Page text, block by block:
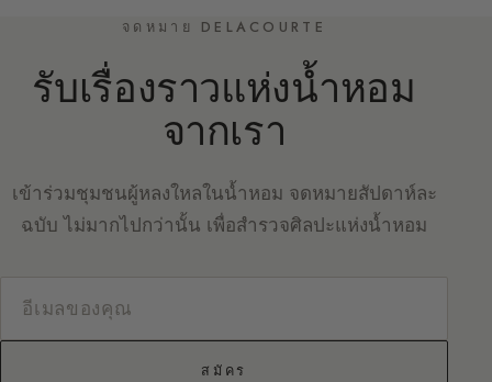
จดหมาย DELACOURTE
รับเรื่องราวแห่งน้ำหอม
จากเรา
เข้าร่วมชุมชนผู้หลงใหลในน้ำหอม จดหมายสัปดาห์ละ
ฉบับ ไม่มากไปกว่านั้น เพื่อสำรวจศิลปะแห่งน้ำหอม
สมัคร